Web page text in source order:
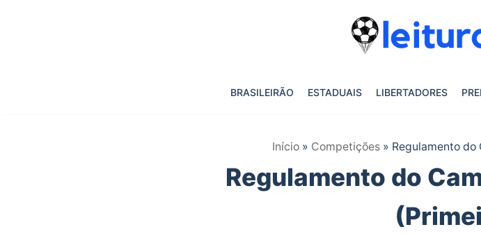
BRASILEIRÃO ESTADUAIS LIBERTADORES
Início» Competições» Regulamento do
Regulamento do